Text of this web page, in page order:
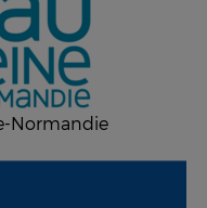
Normandie